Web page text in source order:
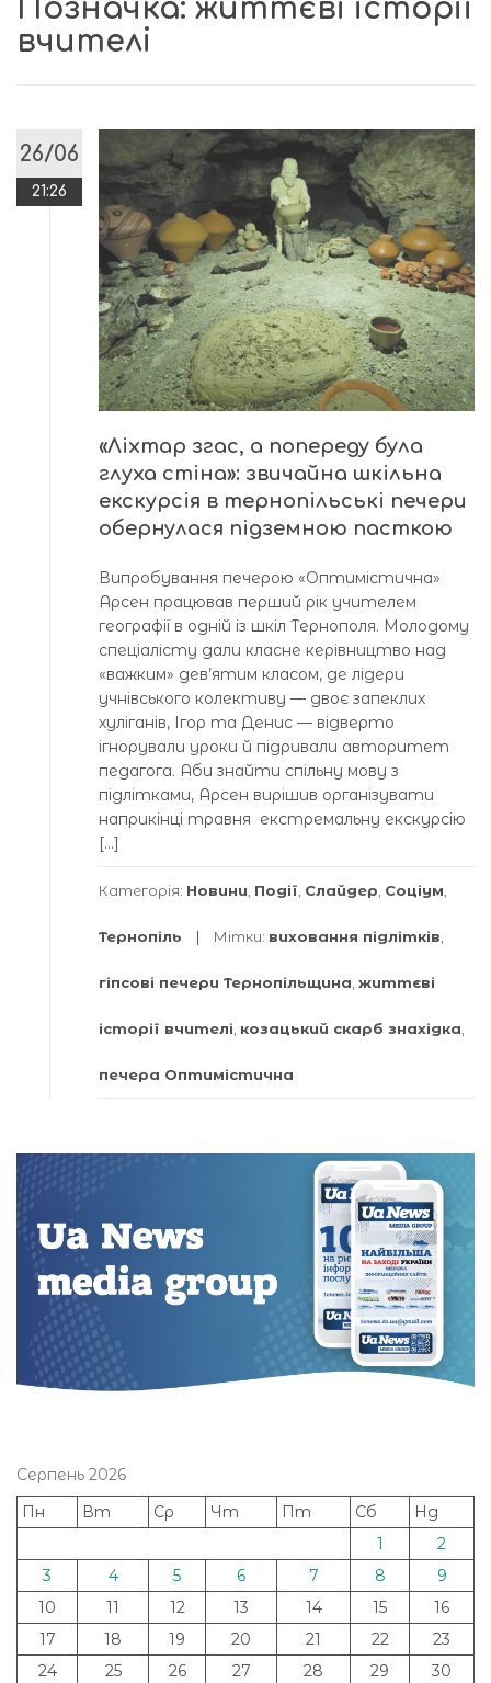
Позначка: життєві історії
вчителі
26/06
21:26
«Ліхтар згас, а попереду була
глуха стіна»: звичайна шкільна
екскурсія в тернопільські печери
обернулася підземною пасткою
Випробування печерою «Оптимістична»
Арсен працював перший рік учителем
географії в одній із шкіл Тернополя. Молодому
спеціалісту дали класне керівництво над
«важким» дев’ятим класом, де лідери
учнівського колективу — двоє запеклих
хуліганів, Ігор та Денис — відверто
ігнорували уроки й підривали авторитет
педагога. Аби знайти спільну мову з
підлітками, Арсен вирішив організувати
наприкінці травня екстремальну екскурсію
[…]
Категорія: Новини, Події, Слайдер, Соціум,
Тернопіль Мітки: виховання підлітків,
гіпсові печери Тернопільщина, життєві
історії вчителі, козацький скарб знахідка,
печера Оптимістична
Серпень 2026
Пн
Вт Ср Чт Пт Сб
Нд
1
2
3
4 5 6 7 8
9
10
11 12 13 14 15
16
17
18 19 20 21 22
23
24
25 26 27 28 29
30